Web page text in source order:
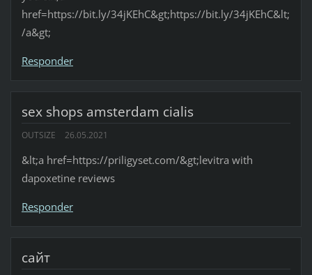
href=https://bit.ly/34jKEhC&gt;https://bit.ly/34jKEhC&lt;
/a&gt;
Responder
sex shops amsterdam cialis
OUTSIZE 26.05.2021
&lt;a href=https://priligyset.com/&gt;levitra with
dapoxetine reviews
Responder
сайт